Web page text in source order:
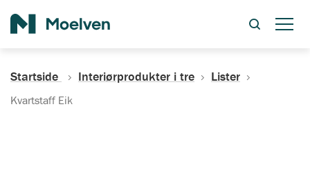
Startside Interiørprodukter i tre Lister
Kvartstaff Eik